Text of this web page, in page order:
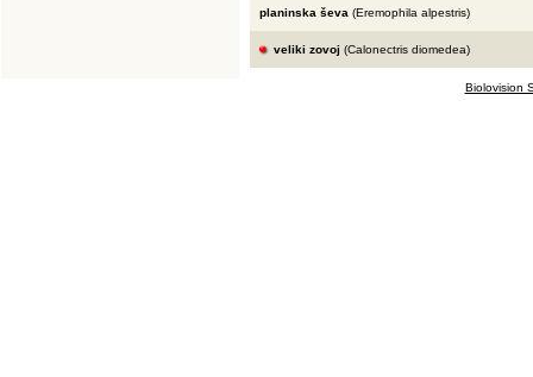
planinska ševa (Eremophila alpestris)
veliki zovoj (Calonectris diomedea)
Biolovision